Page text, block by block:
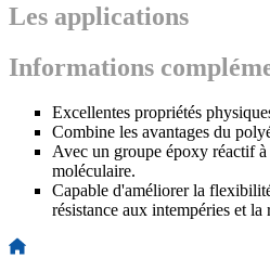
Les applications
Informations
Excellentes propriétés
Combine les avantages du
Avec un groupe époxy réactif
moléculaire.
Capable d'améliorer la
résistance aux intempéries et la